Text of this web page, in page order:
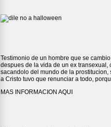
Testimonio de un hombre que se
despues de la vida de un ex
sacandolo del mundo de la
a Cristo tuvo que renunciar a todo,
MAS INFORMACION AQUI